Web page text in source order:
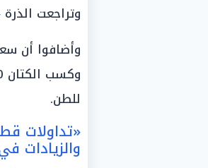
وتراجعت الذرة
للطن.
«تداولات
والزيادات